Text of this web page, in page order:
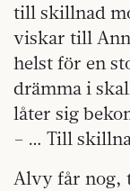
till skillnad
viskar till
helst för en
drämma i
låter sig
– … Till
Alvy får nog,